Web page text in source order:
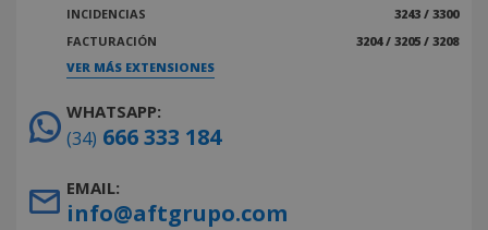
INCIDENCIAS
3243 / 3300
FACTURACIÓN
3204 / 3205 / 3208
VER MÁS EXTENSIONES
WHATSAPP:
(34) 666 333 184
EMAIL:
info@aftgrupo.com